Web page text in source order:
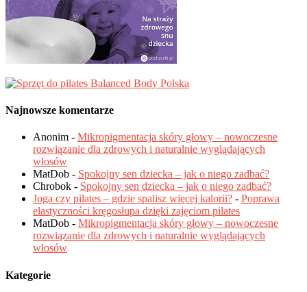
Najnowsze komentarze
Anonim - Mikropigmentacja skóry głowy – nowoczesne
rozwiązanie dla zdrowych i naturalnie wyglądających
włosów
MatDob - Spokojny sen dziecka – jak o niego zadbać?
Chrobok - Spokojny sen dziecka – jak o niego zadbać?
Joga czy pilates – gdzie spalisz więcej kalorii? - Poprawa
elastyczności kręgosłupa dzięki zajęciom pilates
MatDob - Mikropigmentacja skóry głowy – nowoczesne
rozwiązanie dla zdrowych i naturalnie wyglądających
włosów
Kategorie